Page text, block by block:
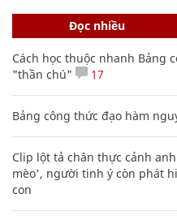
Đọc nhiều
Cách học thuộc nhanh Bảng
"thần chú"
17
Bảng công thức đạo hàm
Clip lột tả chân thực cảnh
mèo', người tinh ý còn phát
con